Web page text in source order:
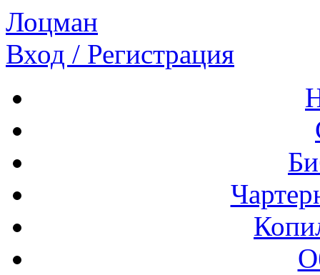
Лоцман
Вход / Регистрация